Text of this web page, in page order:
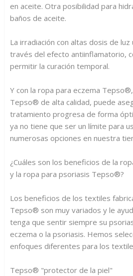
en aceite. Otra posibilidad para
baños de aceite.
La irradiación con altas dosis de
través del efecto antiinflamatorio,
permitir la curación temporal.
Y con la ropa para eczema
Tepso® de alta calidad, puede
tratamiento progresa de forma
ya no tiene que ser un límite para
numerosas opciones en nuestra
¿Cuáles son los beneficios de la
y la ropa para psoriasis Tepso®?
Los beneficios de los textiles
Tepso® son muy variados y le
tenga que sentir siempre su
eczema o la psoriasis. Hemos
enfoques diferentes para los
Tepso® "protector de la piel"